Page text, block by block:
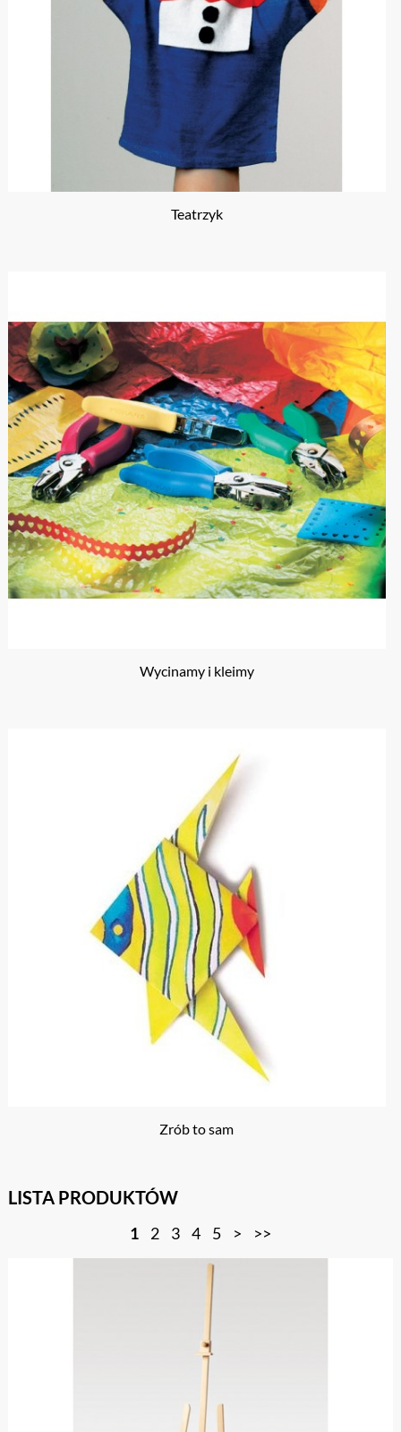
Teatrzyk
Wycinamy i kleimy
Zrób to sam
LISTA PRODUKTÓW
1 2 3 4 5 > >>